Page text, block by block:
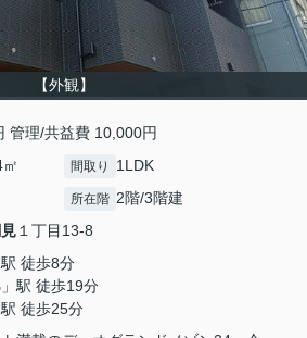
【外観】
管理/共益費 10,000円
間取り 1LDK
所在階 2階/3階建
１丁目13-8
駅 徒歩8分
」駅 徒歩19分
徒歩25分